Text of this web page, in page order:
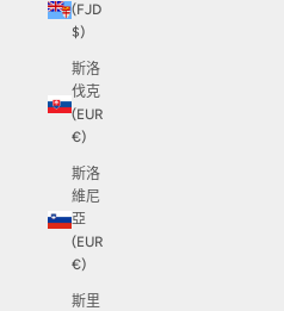
(FJD
$)
斯洛
伐克
(EUR
€)
斯洛
維尼
亞
(EUR
€)
斯里